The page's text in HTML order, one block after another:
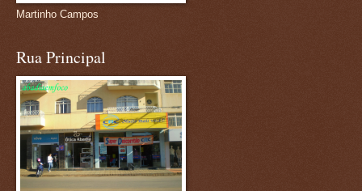
Martinho Campos
Rua Principal